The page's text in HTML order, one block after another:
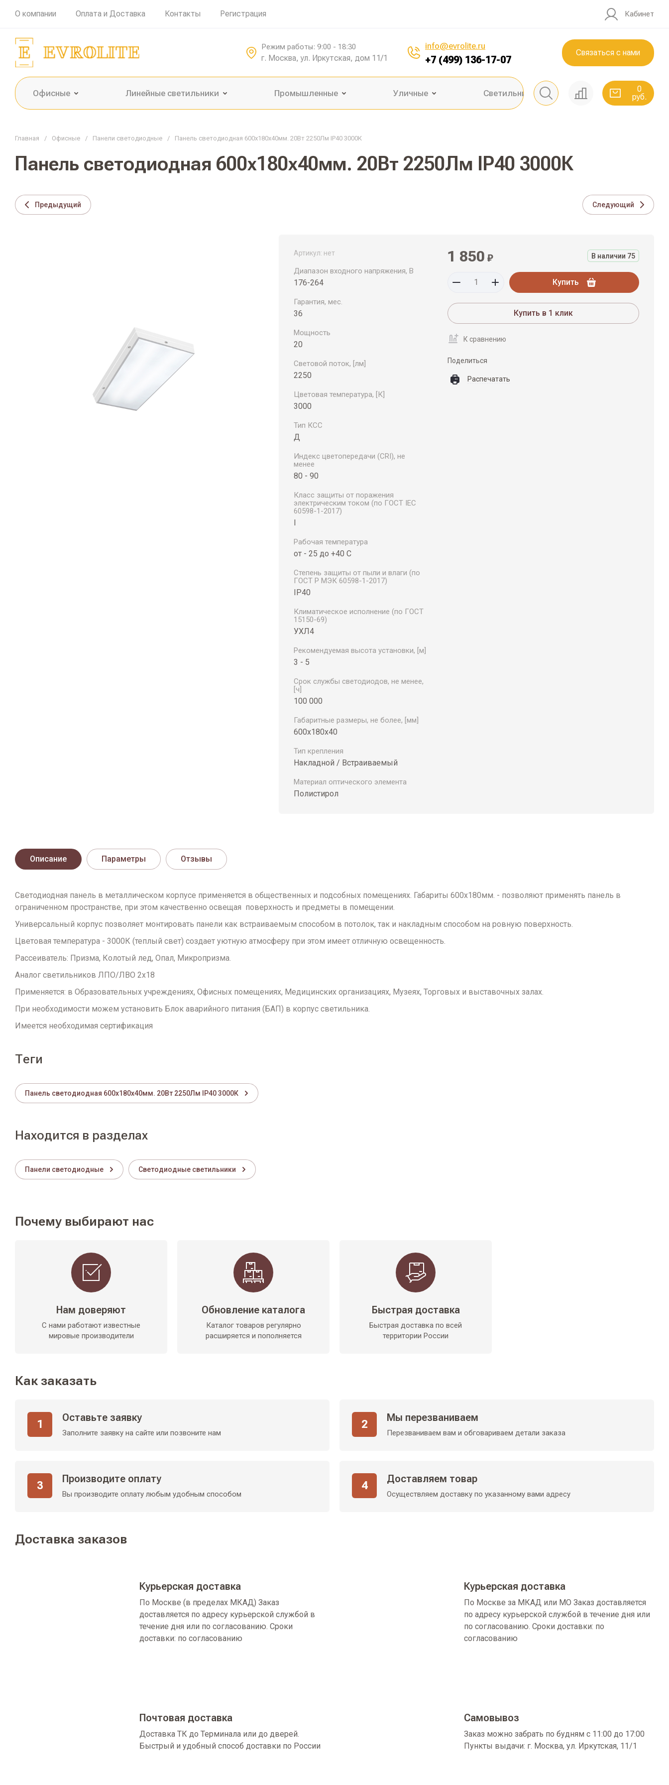
0 руб.
О компании Оплата и Доставка Контакты Регистрация Кабинет
Режим работы: 9:00 - 18:30
г. Москва, ул. Иркутская, дом 11/1
info@evrolite.ru
+7 (499) 136-17-07
Связаться с нами
Офисные Линейные светильники Промышленные Уличные Светильники ЖКХ
0
руб.
Главная / Офисные / Панели светодиодные / Панель светодиодная 600х180х40мм. 20Вт 2250Лм IP40 3000К
Панель светодиодная 600х180х40мм. 20Вт 2250Лм IP40 3000К
Предыдущий Следующий
Артикул: нет
Диапазон входного напряжения, В
176-264
Гарантия, мес.
36
Мощность
20
Световой поток, [лм]
2250
Цветовая температура, [К]
3000
Тип КСС
Д
Индекс цветопередачи (CRI), не
менее
80 - 90
Класс защиты от поражения
электрическим током (по ГОСТ IEC
60598-1-2017)
I
Рабочая температура
от - 25 до +40 С
Степень защиты от пыли и влаги (по
ГОСТ Р МЭК 60598-1-2017)
IP40
Климатическое исполнение (по ГОСТ
15150-69)
УХЛ4
Рекомендуемая высота установки, [м]
3 - 5
Срок службы светодиодов, не менее,
[ч]
100 000
Габаритные размеры, не более, [мм]
600х180х40
Тип крепления
Накладной / Встраиваемый
Материал оптического элемента
Полистирол
В наличии 75
1 850 ₽
Купить
Купить в 1 клик
К сравнению
Поделиться
Распечатать
Описание Параметры Отзывы
Светодиодная панель в металлическом корпусе применяется в общественных и подсобных помещениях. Габариты 600х180мм. - позволяют применять панель в
ограниченном пространстве, при этом качественно освещая поверхность и предметы в помещении.
Универсальный корпус позволяет монтировать панели как встраиваемым способом в потолок, так и накладным способом на ровную поверхность.
Цветовая температура - 3000К (теплый свет) создает уютную атмосферу при этом имеет отличную освещенность.
Рассеиватель: Призма, Колотый лед, Опал, Микропризма.
Аналог светильников ЛПО/ЛВО 2х18
Применяется: в Образовательных учреждениях, Офисных помещениях, Медицинских организациях, Музеях, Торговых и выставочных залах.
При необходимости можем установить Блок аварийного питания (БАП) в корпус светильника.
Имеется необходимая сертификация
теги
Панель светодиодная 600х180х40мм. 20Вт 2250Лм IP40 3000К
Находится в разделах
Панели светодиодные Светодиодные светильники
Почему выбирают нас
Нам доверяют
С нами работают известные
мировые производители
Обновление каталога
Каталог товаров регулярно
расширяется и пополняется
Быстрая доставка
Быстрая доставка по всей
территории России
Как заказать
1
Оставьте заявку
Заполните заявку на сайте или позвоните нам
2
Мы перезваниваем
Перезваниваем вам и обговариваем детали заказа
3
Производите оплату
Вы производите оплату любым удобным способом
4
Доставляем товар
Осуществляем доставку по указанному вами адресу
Доставка заказов
Курьерская доставка
По Москве (в пределах МКАД) Заказ
доставляется по адресу курьерской службой в
течение дня или по согласованию. Сроки
доставки: по согласованию
Курьерская доставка
По Москве за МКАД или МО Заказ доставляется
по адресу курьерской службой в течение дня или
по согласованию. Сроки доставки: по
согласованию
Почтовая доставка
Доставка ТК до Терминала или до дверей.
Быстрый и удобный способ доставки по России
Самовывоз
Заказ можно забрать по будням с 11:00 до 17:00
Пункты выдачи: г. Москва, ул. Иркутская, 11/1